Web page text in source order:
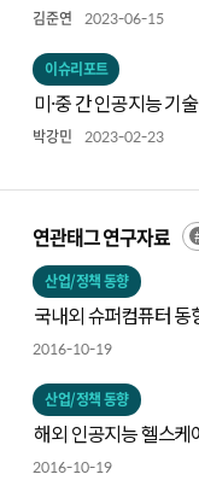
김준연 2023-06-15
이슈리포트
미·중 간 인공지능 기
박강민 2023-02-23
연관태그 연구자료
산업/정책 동향
국내외 슈퍼컴퓨터 동
2016-10-19
산업/정책 동향
해외 인공지능 헬스케
2016-10-19